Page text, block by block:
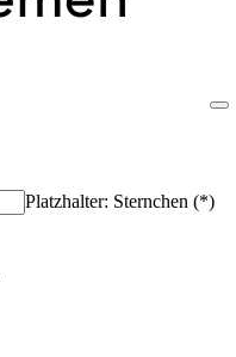
Platzhalter: Sternchen (*)